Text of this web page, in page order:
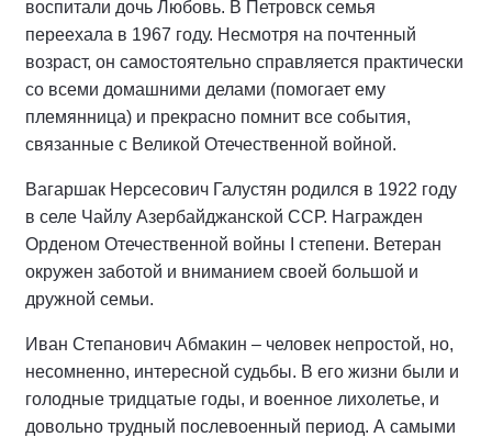
воспитали дочь Любовь. В Петровск семья
переехала в 1967 году. Несмотря на почтенный
возраст, он самостоятельно справляется практически
со всеми домашними делами (помогает ему
племянница) и прекрасно помнит все события,
связанные с Великой Отечественной войной.
Вагаршак Нерсесович Галустян родился в 1922 году
в селе Чайлу Азербайджанской ССР. Награжден
Орденом Отечественной войны I степени. Ветеран
окружен заботой и вниманием своей большой и
дружной семьи.
Иван Степанович Абмакин – человек непростой, но,
несомненно, интересной судьбы. В его жизни были и
голодные тридцатые годы, и военное лихолетье, и
довольно трудный послевоенный период. А самыми